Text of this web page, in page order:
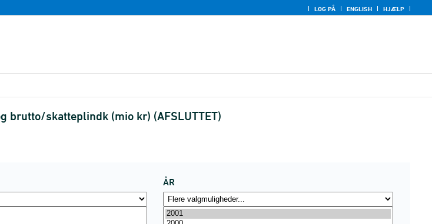
LOG PÅ ENGLISH HJÆLP
brutto/skatteplindk (mio kr) (AFSLUTTET)
ÅR